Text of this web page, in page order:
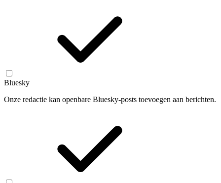
Bluesky
Onze redactie kan openbare Bluesky-posts toevoegen aan berichten.